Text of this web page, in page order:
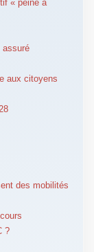
« peine à
assuré
aux citoyens
des mobilités
?